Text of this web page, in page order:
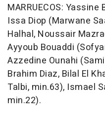
MARRUECOS:
Issa Diop (Marwane
Halhal, Noussair
Ayyoub Bouaddi
Azzedine Ounahi
Brahim Diaz, Bilal El
Talbi, min.63), Ismael
min.22).